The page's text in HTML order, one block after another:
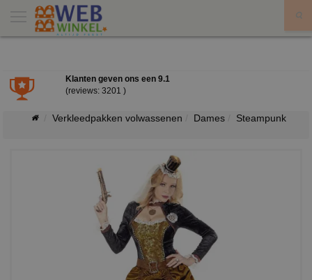
Klanten geven ons een 9.1
(reviews: 3201 )
Verkleedpakken volwassenen Dames Steampunk